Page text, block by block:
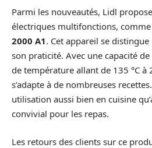
Parmi les nouveautés, Lidl
électriques multifonctions,
2000 A1. Cet appareil se
son praticité. Avec une capacité
de température allant de 135 °C à
s’adapte à de nombreuses
utilisation aussi bien en cuisine
convivial pour les repas.
Les retours des clients sur ce